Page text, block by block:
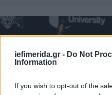
iefimerida.gr - Do Not
Information
If you wish to opt-out of the